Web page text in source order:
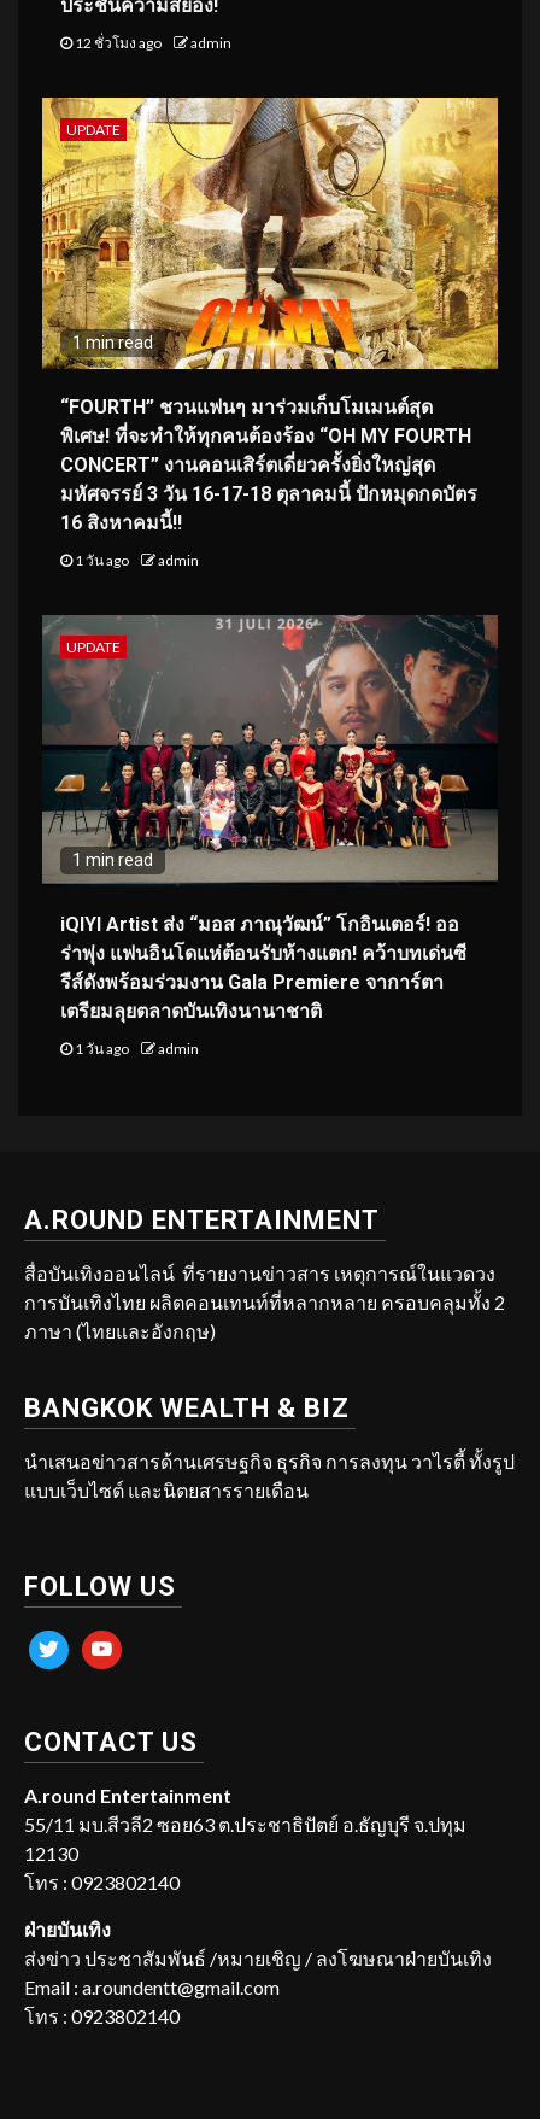
ประชันความสยอง!
12 ชั่วโมง ago admin
UPDATE
1 min read
“FOURTH” ชวนแฟนๆ มาร่วมเก็บโมเมนต์สุด
พิเศษ! ที่จะทำให้ทุกคนต้องร้อง “OH MY FOURTH
CONCERT” งานคอนเสิร์ตเดี่ยวครั้งยิ่งใหญ่สุด
มหัศจรรย์ 3 วัน 16-17-18 ตุลาคมนี้ ปักหมุดกดบัตร
16 สิงหาคมนี้!!
1 วัน ago admin
UPDATE
1 min read
iQIYI Artist ส่ง “มอส ภาณุวัฒน์” โกอินเตอร์! ออ
ร่าพุ่ง แฟนอินโดแห่ต้อนรับห้างแตก! คว้าบทเด่นซี
รีส์ดังพร้อมร่วมงาน Gala Premiere จาการ์ตา
เตรียมลุยตลาดบันเทิงนานาชาติ
1 วัน ago admin
A.ROUND ENTERTAINMENT
สื่อบันเทิงออนไลน์ ที่รายงานข่าวสาร เหตุการณ์ในแวดวง
การบันเทิงไทย ผลิตคอนเทนท์ที่หลากหลาย ครอบคลุมทั้ง 2
ภาษา (ไทยและอังกฤษ)
BANGKOK WEALTH & BIZ
นำเสนอข่าวสารด้านเศรษฐกิจ ธุรกิจ การลงทุน วาไรตี้ ทั้งรูป
แบบเว็บไซต์ และนิตยสารรายเดือน
FOLLOW US
twitter youtube
CONTACT US
A.round Entertainment
55/11 มบ.สีวลี2 ซอย63 ต.ประชาธิปัตย์ อ.ธัญบุรี จ.ปทุม
12130
โทร : 0923802140
ฝ่ายบันเทิง
ส่งข่าว ประชาสัมพันธ์ /หมายเชิญ / ลงโฆษณาฝ่ายบันเทิง
Email : a.roundentt@gmail.com
โทร : 0923802140